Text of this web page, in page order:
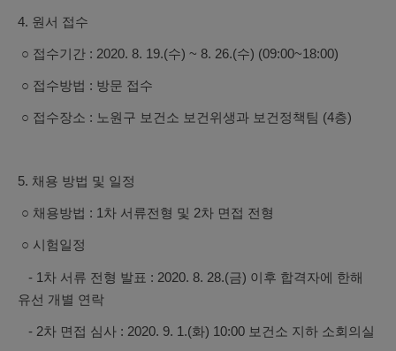
4. 원서 접수
○ 접수기간 : 2020. 8. 19.(수) ~ 8. 26.(수) (09:00~18:00)
○ 접수방법 : 방문 접수
○ 접수장소 : 노원구 보건소 보건위생과 보건정책팀 (4층)
5. 채용 방법 및 일정
○ 채용방법 : 1차 서류전형 및 2차 면접 전형
○ 시험일정
- 1차 서류 전형 발표 : 2020. 8. 28.(금) 이후 합격자에 한해
유선 개별 연락
- 2차 면접 심사 : 2020. 9. 1.(화) 10:00 보건소 지하 소회의실